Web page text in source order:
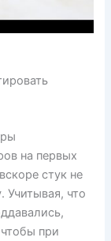
на первых
стук не
Учитывая, что
при